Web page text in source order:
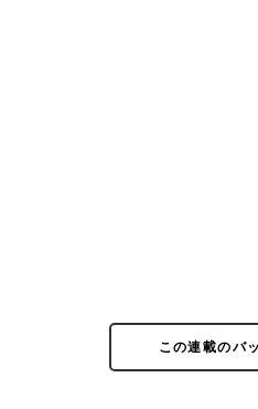
この連載のバ